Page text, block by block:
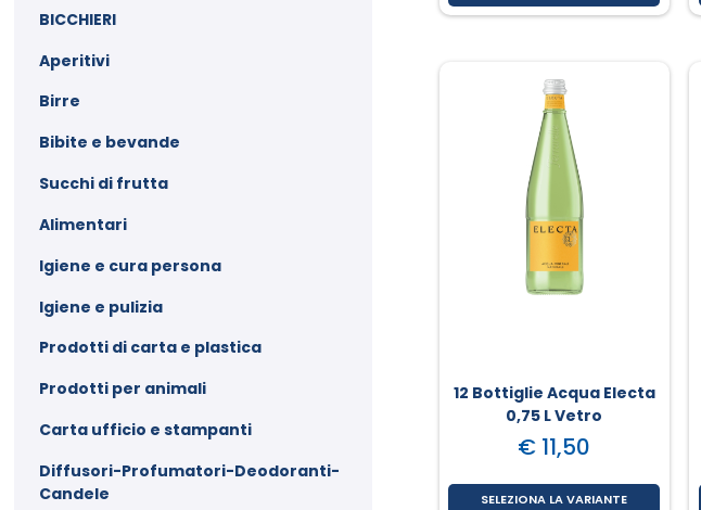
BICCHIERI
Aperitivi
Birre
Bibite e bevande
Succhi di frutta
Alimentari
Igiene e cura persona
Igiene e pulizia
Prodotti di carta e plastica
Prodotti per animali
Carta ufficio e stampanti
Diffusori-Profumatori-Deodoranti-
Candele
12 Bottiglie Acqua Electa
0,75 L Vetro
€ 11,50
SELEZIONA LA VARIANTE